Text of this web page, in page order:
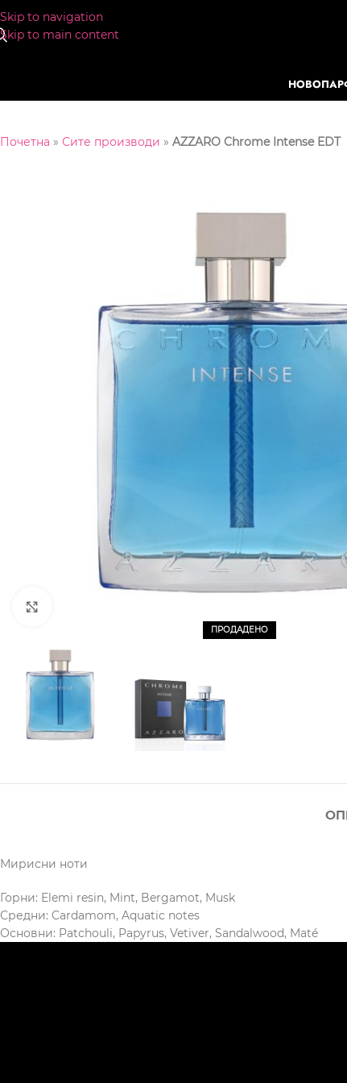
Skip to navigation
Skip to main content
НОВО
Почетна » Сите производи » AZZARO Chrome Intense EDT
ПРОДАДЕНО
Мирисни ноти
Горни: Elemi resin, Mint, Bergamot, Musk
Средни: Cardamom, Aquatic notes
Основни: Patchouli, Papyrus, Vetiver, Sandalwood, Maté